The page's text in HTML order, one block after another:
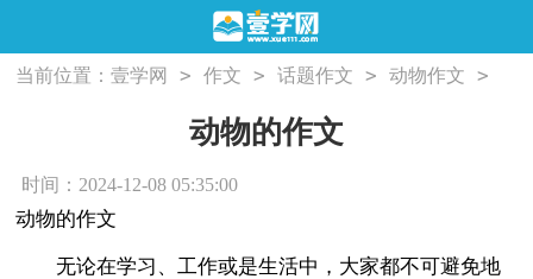
当前位置：壹学网 > 作文 > 话题作文 > 动物作文 >
动物的作文
时间：2024-12-08 05:35:00
动物的作文
无论在学习、工作或是生活中，大家都不可避免地